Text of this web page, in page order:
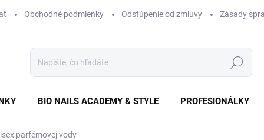
Obchodné podmienky Odstúpenie od zmluvy Zásady
Hľadať
BIO NAILS ACADEMY & STYLE PROFESIONÁLKY
parfémovej vody